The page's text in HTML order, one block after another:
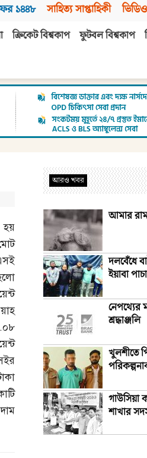
১৪৪৮ সাহিত্য সাপ্তাহিকী ভিডিও
ক্রিকেট বিশ্বকাপ ফুটবল বিশ্বকাপ
হয়
.০৮
দাম
আরও খবর
আমার
দলবেঁধে
ইয়াবা
নেপথ্যের
শ্রদ্ধাঞ্জলি
খুলশীতে
গাউসিয়া
শাখার